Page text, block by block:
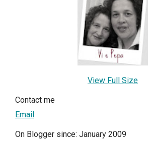
View Full Size
Contact me
Email
On Blogger since: January 2009